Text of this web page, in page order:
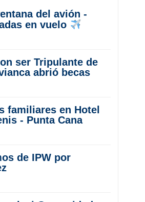
del avión -
en vuelo
ser Tripulante de
abrió becas
familiares en Hotel
- Punta Cana
de IPW por